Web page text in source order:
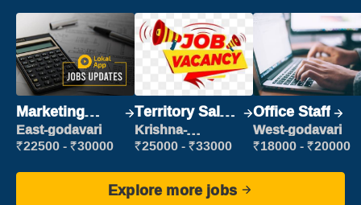
Marketing
Executive
East-godavari
₹22500 - ₹30000
Territory Sales
Manager
Krishna-
vijayawada
₹25000 - ₹33000
Office Staff
West-godavari
₹18000 - ₹20000
Explore more jobs